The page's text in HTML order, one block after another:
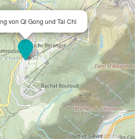
von Qi Gong und Tai Chi